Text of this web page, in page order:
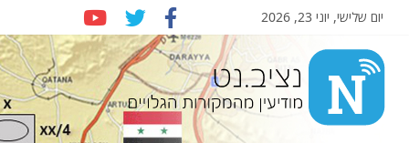
יום שלישי, יוני 23, 2026
Nziv.net
מודיעין
מהמקורות